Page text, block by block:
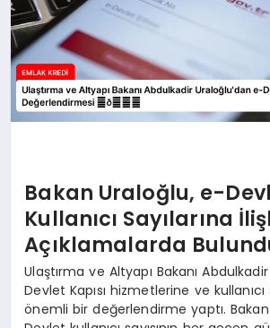
Bakan Uraloğlu, e-
Kullanıcı Sayılarına
Açıklamalarda
Ulaştırma ve Altyapı Bakanı
Devlet Kapısı hizmetlerine ve kullanıcı
önemli bir değerlendirme yaptı.